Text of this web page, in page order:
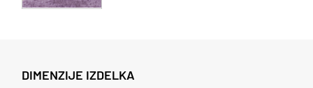
DIMENZIJE IZDELKA